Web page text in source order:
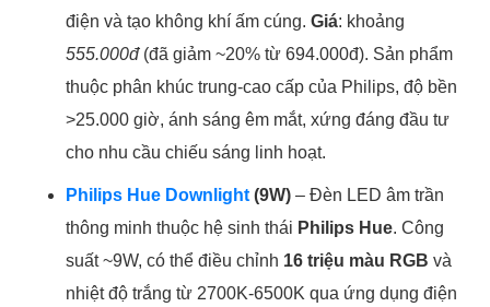
điện và tạo không khí ấm cúng. Giá: khoảng
555.000đ(đã giảm ~20% từ 694.000đ). Sản phẩm
thuộc phân khúc trung-cao cấp của Philips, độ bền
>25.000 giờ, ánh sáng êm mắt, xứng đáng đầu tư
cho nhu cầu chiếu sáng linh hoạt.
Philips Hue Downlight (9W) – Đèn LED âm trần
thông minh thuộc hệ sinh thái Philips Hue. Công
suất ~9W, có thể điều chỉnh 16 triệu màu RGB và
nhiệt độ trắng từ 2700K-6500K qua ứng dụng điện